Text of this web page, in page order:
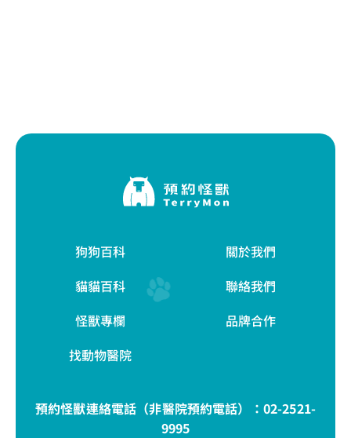
狗狗百科
貓貓百科
怪獸專欄
找動物醫院
關於我們
聯絡我們
品牌合作
預約怪獸連絡電話（非醫院預約電話）： 02-2521-
9995